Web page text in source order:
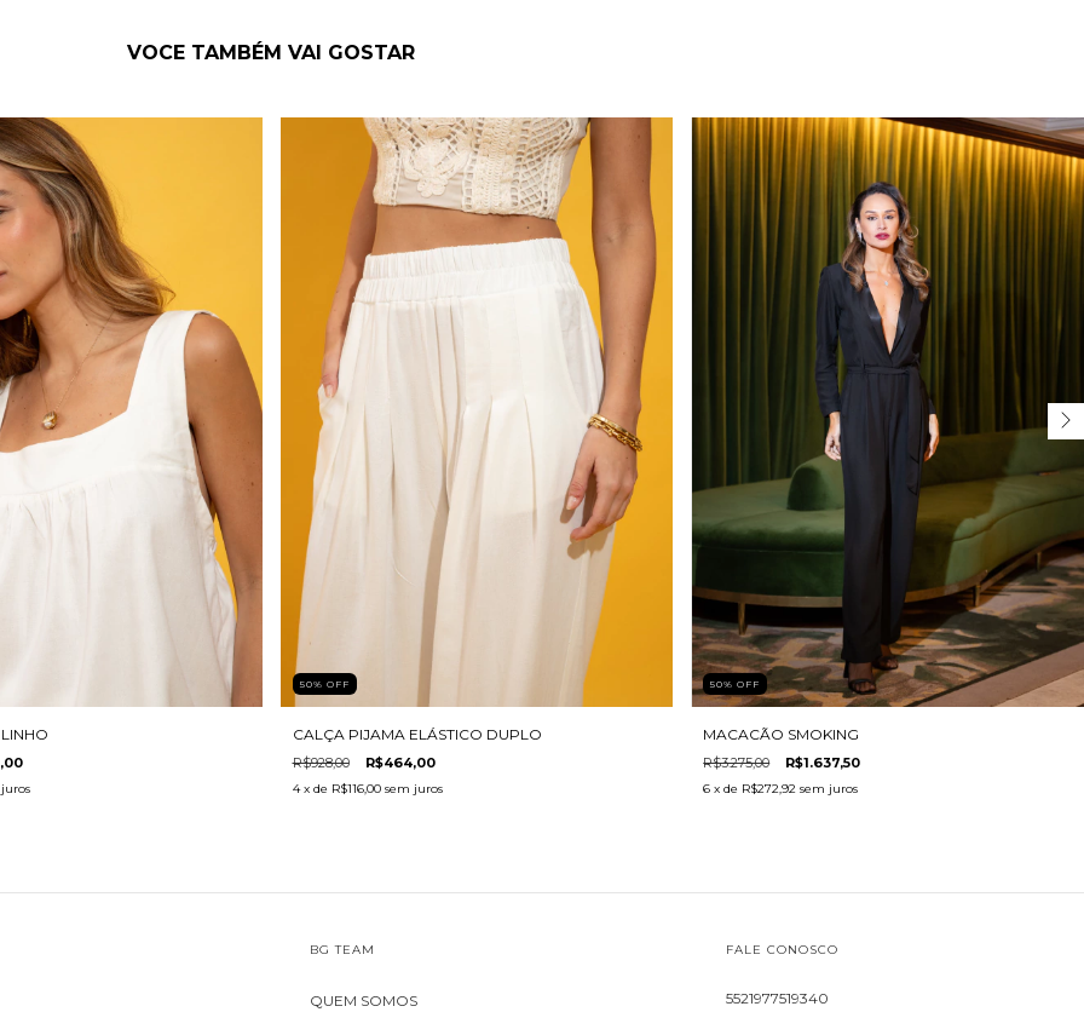
VOCE TAMBÉM VAI GOSTAR
50% OFF
CALÇA PIJAMA ELÁSTICO DUPLO
R$928,00 R$464,00
4 x de R$116,00 sem juros
50%OFF
MACACÃO SMOKING
R$3.275,00 R$1.637,50
6 x de R$272,92 sem juros
BG TEAM
QUEM SOMOS
FALE CONOSCO
5521977519340